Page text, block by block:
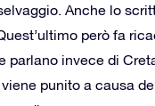
Anche lo
però fa
parlano invece di
punito a causa